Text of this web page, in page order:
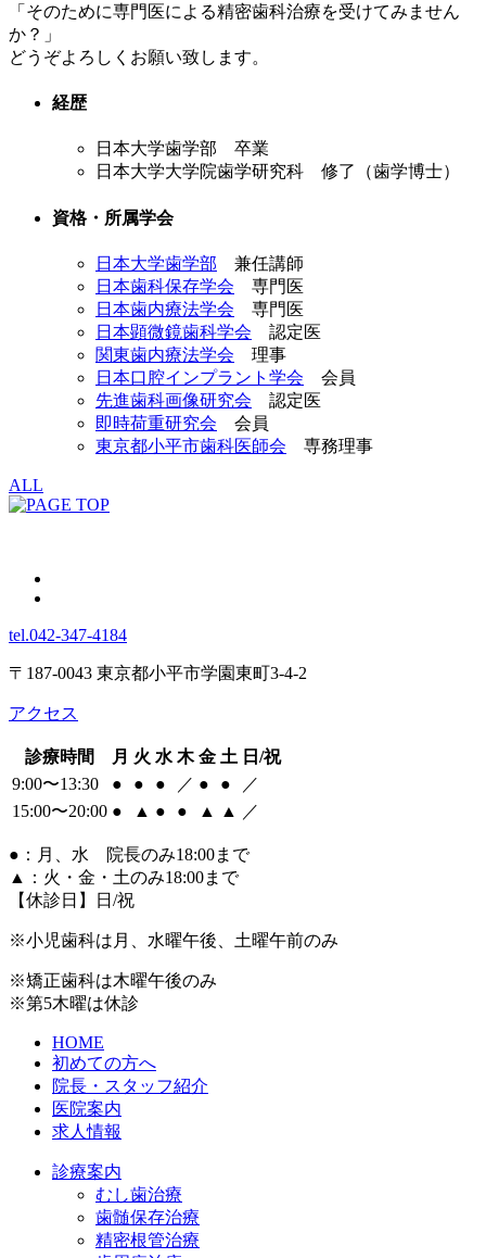
「そのために専門医による精密歯科治療を受けてみません
か？」
どうぞよろしくお願い致します。
経歴
日本大学歯学部 卒業
日本大学大学院歯学研究科 修了（歯学博士）
資格・所属学会
日本大学歯学部 兼任講師
日本歯科保存学会 専門医
日本歯内療法学会 専門医
日本顕微鏡歯科学会 認定医
関東歯内療法学会 理事
日本口腔インプラント学会 会員
先進歯科画像研究会 認定医
即時荷重研究会 会員
東京都小平市歯科医師会 専務理事
ALL
tel.042-347-4184
〒187-0043 東京都小平市学園東町3-4-2
アクセス
診療時間 月 火 水 木 金 土 日/祝
9:00〜13:30
● ● ● ／ ● ●
／
15:00〜20:00 ● ▲ ● ● ▲ ▲ ／
● ：月、水 院長のみ18:00まで
▲
：火・金・土のみ18:00まで
【休診日】日/祝
※小児歯科は月、水曜午後、土曜午前のみ
※矯正歯科は木曜午後のみ
※第5木曜は休診
HOME
初めての方へ
院長・スタッフ紹介
医院案内
求人情報
診療案内
むし歯治療
歯髄保存治療
精密根管治療